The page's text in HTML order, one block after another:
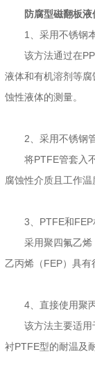
防腐型磁翻板液
1、采用不锈钢本
该方法通过在PP
液体和有机溶剂等
蚀性液体的测量。
2、采用不锈钢管
将PTFE管套入不
腐蚀性介质且工作
3、PTFE和FEP
采用聚四氟乙烯（
乙丙烯（FEP）具
4、直接使用聚丙
该方法主要适用于
衬PTFE型的耐温及